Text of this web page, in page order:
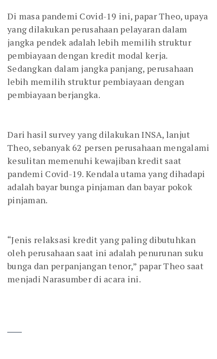
Di masa pandemi Covid-19 ini, papar Theo, upaya
yang dilakukan perusahaan pelayaran dalam
jangka pendek adalah lebih memilih struktur
pembiayaan dengan kredit modal kerja.
Sedangkan dalam jangka panjang, perusahaan
lebih memilih struktur pembiayaan dengan
pembiayaan berjangka.
Dari hasil survey yang dilakukan INSA, lanjut
Theo, sebanyak 62 persen perusahaan mengalami
kesulitan memenuhi kewajiban kredit saat
pandemi Covid-19. Kendala utama yang dihadapi
adalah bayar bunga pinjaman dan bayar pokok
pinjaman.
“Jenis relaksasi kredit yang paling dibutuhkan
oleh perusahaan saat ini adalah penurunan suku
bunga dan perpanjangan tenor,” papar Theo saat
menjadi Narasumber di acara ini.